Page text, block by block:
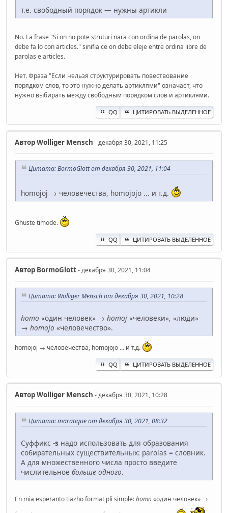
т.е. свободный порядок — нужны артикли
No. La frase "Si on no pote struturi nara con ordina de parolas, on
debe fa lo con articles." sinifia ce on debe eleje entre ordina libre de
parolas e articles.
Нет. Фраза "Если нельзя структурировать повествование
порядком слов, то это нужно делать артиклями" означает, что
нужно выбирать между свободным порядком слов и артиклями.
QQ ЦИТИРОВАТЬ ВЫДЕЛЕННОЕ
АвторWolliger Mensch - декабря 30, 2021, 11:25
Цитата: BormoGlott от декабря 30, 2021, 11:04
homojoj → человечества, homojojo ... и т.д.
Ghuste timode.
QQ ЦИТИРОВАТЬ ВЫДЕЛЕННОЕ
Автор BormoGlott- декабря 30, 2021, 11:04
Цитата: Wolliger Mensch от декабря 30, 2021, 10:28
homo «один человек» → homoj «человеки», «люди»
→ homojo «человечество».
homojoj → человечества, homojojo ... и т.д.
QQ ЦИТИРОВАТЬ ВЫДЕЛЕННОЕ
АвторWolliger Mensch - декабря 30, 2021, 10:28
Цитата: maratique от декабря 30, 2021, 08:32
Суффикс -s надо использовать для образования
собирательных существительных: parolas = словник.
А для множественного числа просто введите
числительное больше одного.
En mia esperanto tiazho format pli simple:homo«один человек» →